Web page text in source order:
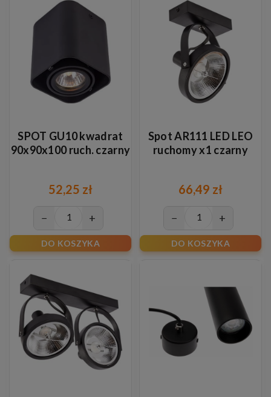
SPOT GU10 kwadrat
90x90x100 ruch. czarny
52,25 zł
− +
DO KOSZYKA
Spot AR111 LED LEO
ruchomy x1 czarny
66,49 zł
− +
DO KOSZYKA